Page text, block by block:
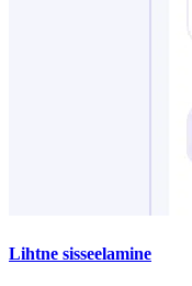
Lihtne sisseelamine